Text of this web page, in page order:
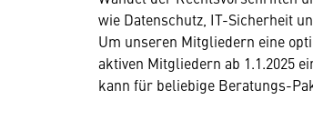
wie Datenschutz, IT-Sicherheit
Um unseren Mitgliedern eine
aktiven Mitgliedern ab 1.1.2025
kann für beliebige Beratungs-